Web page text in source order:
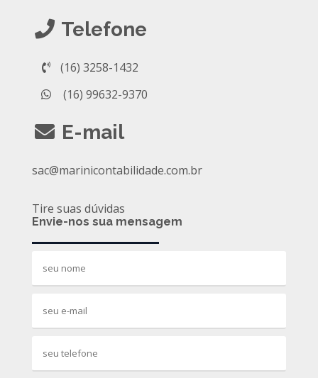
Telefone
(16) 3258-1432
(16) 99632-9370
E-mail
sac@marinicontabilidade.com.br
Tire suas dúvidas
Envie-nos sua mensagem